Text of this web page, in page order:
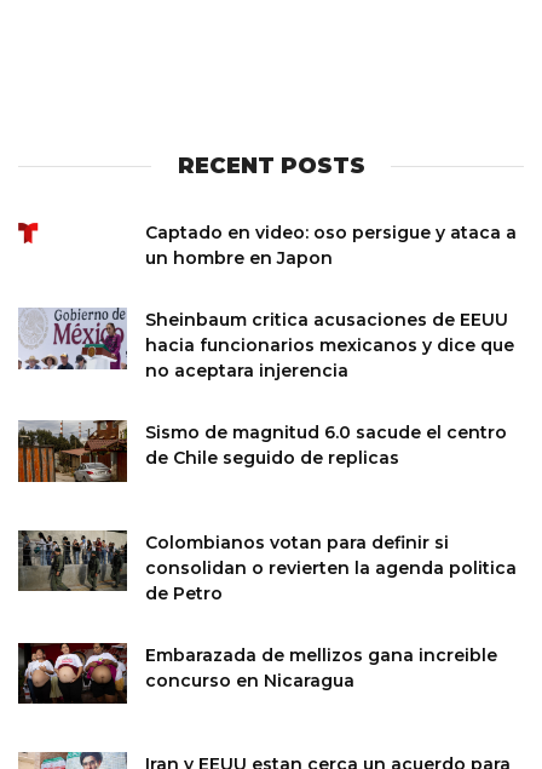
RECENT POSTS
Captado en video: oso persigue y ataca a
un hombre en Japon
Sheinbaum critica acusaciones de EEUU
hacia funcionarios mexicanos y dice que
no aceptara injerencia
Sismo de magnitud 6.0 sacude el centro
de Chile seguido de replicas
Colombianos votan para definir si
consolidan o revierten la agenda politica
de Petro
Embarazada de mellizos gana increible
concurso en Nicaragua
Iran y EEUU estan cerca un acuerdo para